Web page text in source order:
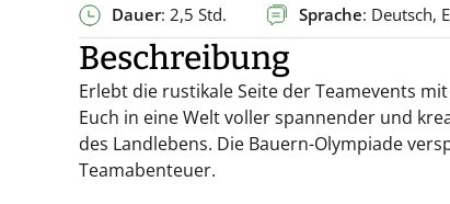
Dauer: 2,5 Std. Sprache: Deutsch,
Beschreibung
Erlebt die rustikale Seite der Teamevents
Euch in eine Welt voller spannender und
des Landlebens. Die Bauern-Olympiade
Teamabenteuer.